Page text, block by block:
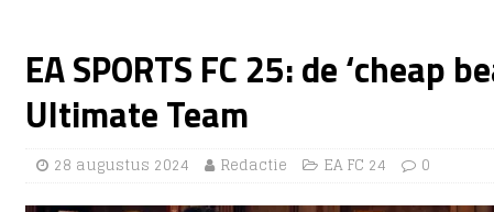
EA SPORTS FC 25: de ‘cheap
Ultimate Team
28 augustus 2024 Redactie EA FC 24 0